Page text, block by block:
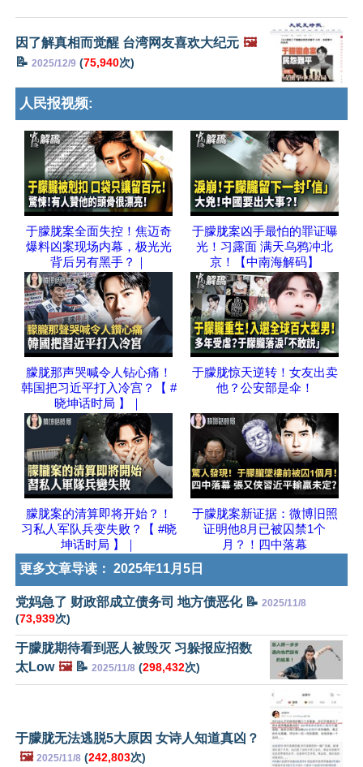
因了解真相而觉醒 台湾网友喜欢大纪元 🖼️
📝 2025/12/9 (75,940次)
人民报视频:
于朦胧案全面失控！焦迈奇
爆料凶案现场内幕，极光光
背后另有黑手？｜
于朦胧案凶手最怕的罪证曝
光！习露面 满天乌鸦冲北
京！【中南海解码】
朦胧那声哭喊令人钻心痛！
韩国把习近平打入冷宫？【 #
晓坤话时局 】｜
于朦胧惊天逆转！女友出卖
他？公安部是伞！
朦胧案的清算即将开始？！
习私人军队兵变失败？【 #晓
坤话时局 】｜
于朦胧案新证据：微博旧照
证明他8月已被囚禁1个
月？！四中落幕
更多文章导读： 2025年11月5日
党妈急了 财政部成立债务司 地方债恶化 📝 2025/11/8
(73,939次)
于朦胧期待看到恶人被毁灭 习躲报应招数
太Low 🖼️📝 2025/11/8 (298,432次)
于朦胧无法逃脱5大原因 女诗人知道真凶？
🖼️ 2025/11/8 (242,803次)